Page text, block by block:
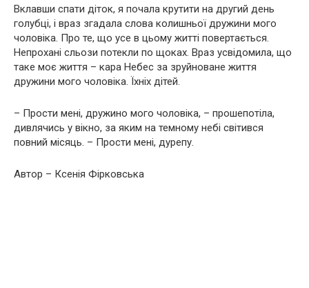
Вклавши спати діток, я почала крутити на другий день
голубці, і враз згадала слова колишньої дружини мого
чоловіка. Про те, що усе в цьому житті повертається.
Непрохані сльози потекли по щоках. Враз усвідомила, що
таке моє життя – кара Небес за зруйноване життя
дружини мого чоловіка. Їхніх дітей.
– Прости мені, дружино мого чоловіка, – прошепотіла,
дивлячись у вікно, за яким на темному небі світився
повний місяць. – Прости мені, дурепу.
Автор – Ксенія Фірковська